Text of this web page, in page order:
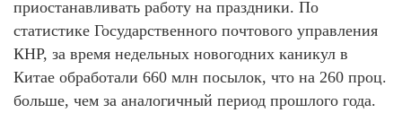
приостанавливать работу на праздники. По
статистике Государственного почтового управления
КНР, за время недельных новогодних каникул в
Китае обработали 660 млн посылок, что на 260 проц.
больше, чем за аналогичный период прошлого года.